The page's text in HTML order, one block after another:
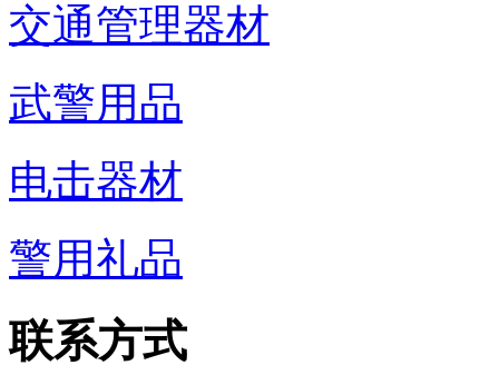
交通管理器材
武警用品
电击器材
警用礼品
联系方式